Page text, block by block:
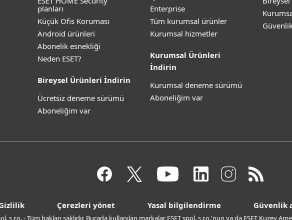
planları
Küçük Ofis Koruması
Android ürünleri
Abonelik esnekliği
Neden ESET?
Bireysel Ürünleri İndirin
Ücretsiz deneme sürümü
Aboneliğim var
Enterprise
Tüm kurumsal ürünler
Kurumsal hizmetler
Kurumsal Ürünleri
İndirin
Kurumsal deneme sürümü
Aboneliğim var
Çerezleri yönet Yasal bilgilendirme Güvenlik
s r.o. - Tüm hakları saklıdır. Burada kullanılan markalar ESET spol. s r.o.'nun ya da ESET Kuzey